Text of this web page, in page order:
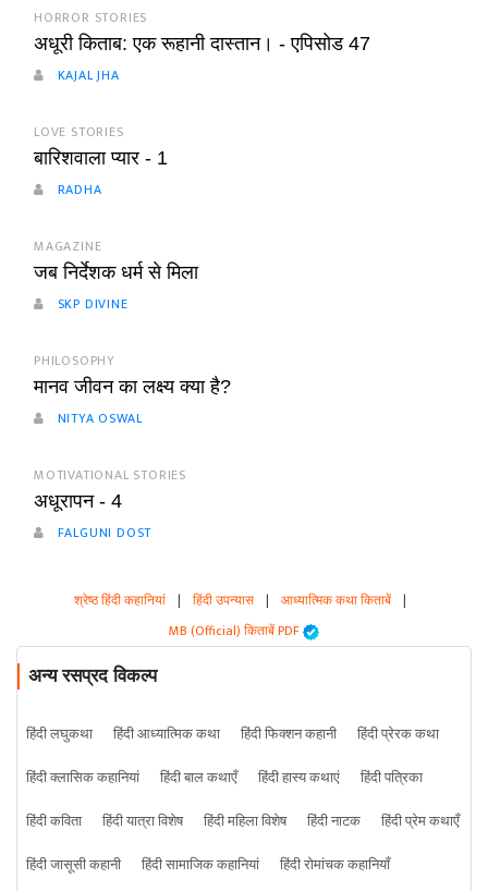
HORROR STORIES
अधूरी किताब: एक रूहानी दास्तान। - एपिसोड 47
KAJAL JHA
LOVE STORIES
बारिशवाला प्यार - 1
RADHA
MAGAZINE
जब निर्देशक धर्म से मिला
SKP DIVINE
PHILOSOPHY
मानव जीवन का लक्ष्य क्या है?
NITYA OSWAL
MOTIVATIONAL STORIES
अधूरापन - 4
FALGUNI DOST
श्रेष्ठ हिंदी कहानियां | हिंदी उपन्यास | आध्यात्मिक कथा किताबें |
MB (Official) किताबें PDF
अन्य रसप्रद विकल्प
हिंदी लघुकथा हिंदी आध्यात्मिक कथा हिंदी फिक्शन कहानी
हिंदी प्रेरक कथा
हिंदी क्लासिक कहानियां
हिंदी बाल कथाएँ हिंदी हास्य कथाएं
हिंदी पत्रिका
हिंदी कविता
हिंदी यात्रा विशेष हिंदी महिला विशेष हिंदी नाटक
हिंदी प्रेम कथाएँ
हिंदी जासूसी कहानी
हिंदी सामाजिक कहानियां
हिंदी रोमांचक कहानियाँ